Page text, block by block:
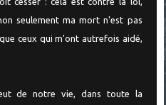
seulement ma mort n'est pas
ceux qui m'ont autrefois aidé,
de notre vie, dans toute la